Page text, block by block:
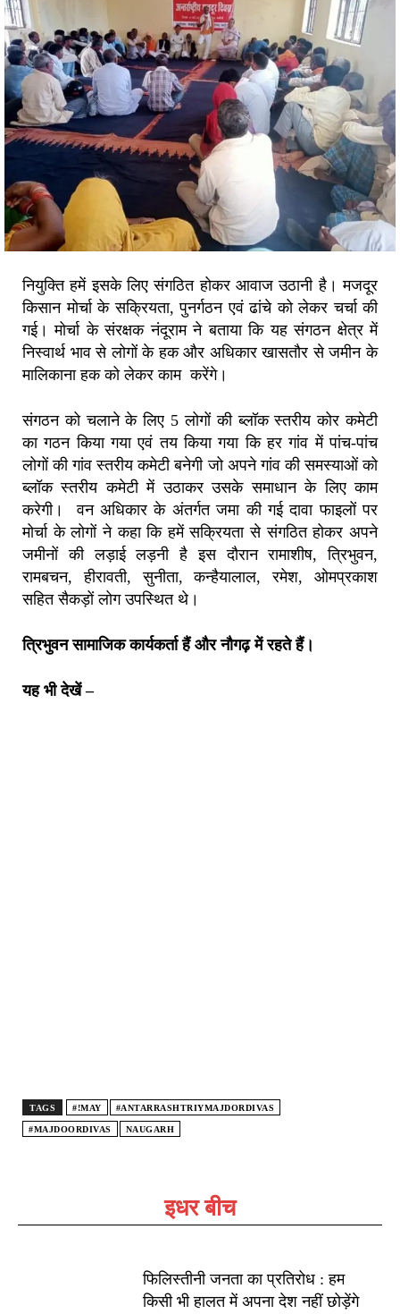
इधर बीच
फिलिस्तीनी जनता का प्रतिरोध : हम
किसी भी हालत में अपना देश नहीं छोड़ेंगे
नियुक्ति हमें इसके लिए संगठित होकर आवाज उठानी है। मजदूर
किसान मोर्चा के सक्रियता, पुनर्गठन एवं ढांचे को लेकर चर्चा की
गई। मोर्चा के संरक्षक नंदूराम ने बताया कि यह संगठन क्षेत्र में
निस्वार्थ भाव से लोगों के हक और अधिकार खासतौर से जमीन के
मालिकाना हक को लेकर काम करेंगे।
संगठन को चलाने के लिए 5 लोगों की ब्लॉक स्तरीय कोर कमेटी
का गठन किया गया एवं तय किया गया कि हर गांव में पांच-पांच
लोगों की गांव स्तरीय कमेटी बनेगी जो अपने गांव की समस्याओं को
ब्लॉक स्तरीय कमेटी में उठाकर उसके समाधान के लिए काम
करेगी। वन अधिकार के अंतर्गत जमा की गई दावा फाइलों पर
मोर्चा के लोगों ने कहा कि हमें सक्रियता से संगठित होकर अपने
जमीनों की लड़ाई लड़नी है इस दौरान रामाशीष, त्रिभुवन,
रामबचन, हीरावती, सुनीता, कन्हैयालाल, रमेश, ओमप्रकाश
सहित सैकड़ों लोग उपस्थित थे।
त्रिभुवन सामाजिक कार्यकर्ता हैं और नौगढ़ में रहते हैं।
यह भी देखें –
TAGS #!MAY #ANTARRASHTRIYMAJDORDIVAS
#MAJDOORDIVAS NAUGARH